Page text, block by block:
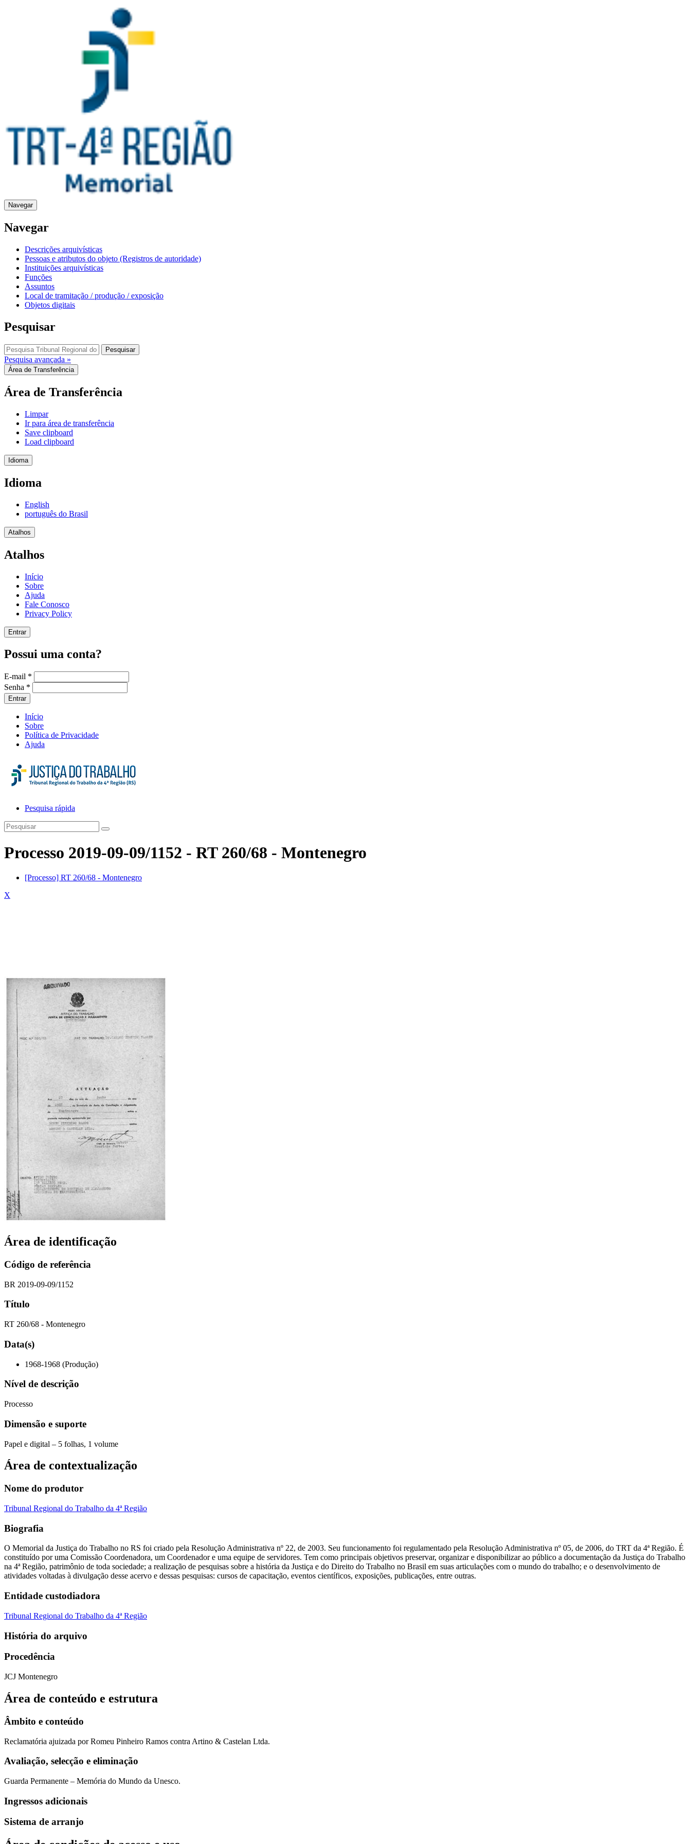
Navegar
Navegar
Descrições arquivísticas
Pessoas e atributos do objeto (Registros de autoridade)
Instituições arquivísticas
Funções
Assuntos
Local de tramitação / produção / exposição
Objetos digitais
Pesquisar
Pesquisar
Pesquisa avançada »
Área de Transferência
Área de Transferência
Limpar
Ir para área de transferência
Save clipboard
Load clipboard
Idioma
Idioma
English
português do Brasil
Atalhos
Atalhos
Início
Sobre
Ajuda
Fale Conosco
Privacy Policy
Entrar
Possui uma conta?
E-mail *
Senha *
Entrar
Início
Sobre
Política de Privacidade
Ajuda
Pesquisa rápida
Processo 2019-09-09/1152 - RT 260/68 - Montenegro
[Processo] RT 260/68 - Montenegro
X
Área de identificação
Código de referência
BR 2019-09-09/1152
Título
RT 260/68 - Montenegro
Data(s)
1968-1968 (Produção)
Nível de descrição
Processo
Dimensão e suporte
Papel e digital – 5 folhas, 1 volume
Área de contextualização
Nome do produtor
Tribunal Regional do Trabalho da 4ª Região
Biografia
O Memorial da Justiça do Trabalho no RS foi criado pela Resolução Administrativa nº 22, de 2003. Seu funcionamento foi regulamentado pela Resolução Administrativa nº 05, de 2006, do TRT da 4ª Região. É
constituído por uma Comissão Coordenadora, um Coordenador e uma equipe de servidores. Tem como principais objetivos preservar, organizar e disponibilizar ao público a documentação da Justiça do Trabalho
na 4ª Região, patrimônio de toda sociedade; a realização de pesquisas sobre a história da Justiça e do Direito do Trabalho no Brasil em suas articulações com o mundo do trabalho; e o desenvolvimento de
atividades voltadas à divulgação desse acervo e dessas pesquisas: cursos de capacitação, eventos científicos, exposições, publicações, entre outras.
Entidade custodiadora
Tribunal Regional do Trabalho da 4ª Região
História do arquivo
Procedência
JCJ Montenegro
Área de conteúdo e estrutura
Âmbito e conteúdo
Reclamatória ajuizada por Romeu Pinheiro Ramos contra Artino & Castelan Ltda.
Avaliação, selecção e eliminação
Guarda Permanente – Memória do Mundo da Unesco.
Ingressos adicionais
Sistema de arranjo